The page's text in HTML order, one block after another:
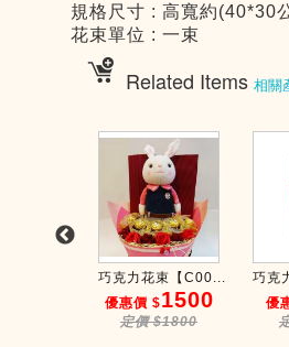
規格尺寸 : 高寬約(40*30
花束單位 : 一束
Related Items 相關
巧克力花束【C00...
優惠價 $1500
定價 $1800
巧克
優